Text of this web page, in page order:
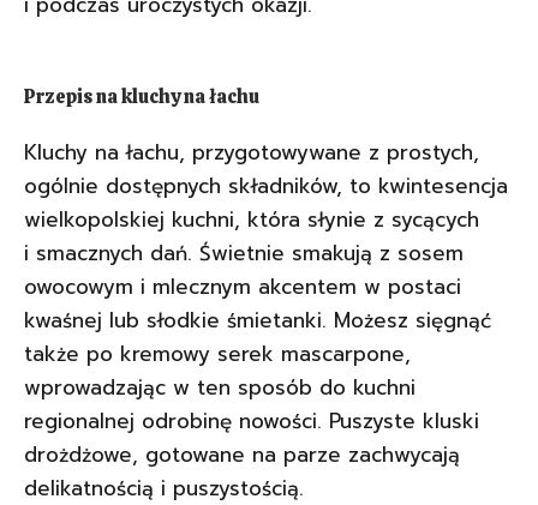
Przepis na kluchy na łachu
Kluchy na łachu, przygotowywane z prostych,
ogólnie dostępnych składników, to kwintesencja
wielkopolskiej kuchni, która słynie z sycących
i smacznych dań. Świetnie smakują z sosem
owocowym i mlecznym akcentem w postaci
kwaśnej lub słodkie śmietanki. Możesz sięgnąć
także po kremowy serek mascarpone,
wprowadzając w ten sposób do kuchni
regionalnej odrobinę nowości. Puszyste kluski
drożdżowe, gotowane na parze zachwycają
delikatnością i puszystością.